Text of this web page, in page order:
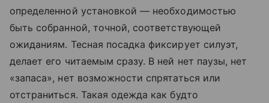
определенной установкой — необходимостью
быть собранной, точной, соответствующей
ожиданиям. Тесная посадка фиксирует силуэт,
делает его читаемым сразу. В ней нет паузы, нет
«запаса», нет возможности спрятаться или
отстраниться. Такая одежда как будто